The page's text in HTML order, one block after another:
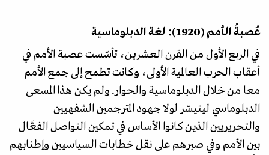
عُصبةُ الـأمم (1920): لغة الدبلوماسية
في الربع الأول من القرن العشرين، تأسّست عصبة الأمم في
أعقاب الحرب العالمية الأولى، وكانت تطمح إلى جمع الأمم
معا من خلال الدبلوماسية والحوار. ولم يكن هذا المسعى
الدبلوماسي ليتيسّر لولا جهود المترجمين الشفهيين
والتحريريين الذين كانوا الأساس في تمكين التواصل الفعَّال
بين الأمم وفي صبرهم على نقل خطابات السياسيين وإطنابهم